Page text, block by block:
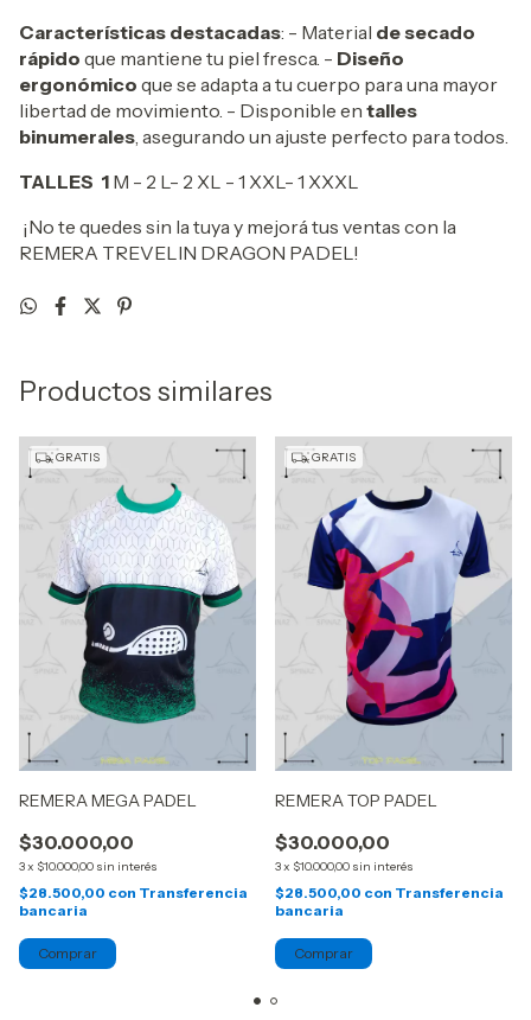
Características destacadas: - Material de secado
rápido que mantiene tu piel fresca. - Diseño
ergonómico que se adapta a tu cuerpo para una mayor
libertad de movimiento. - Disponible en talles
binumerales , asegurando un ajuste perfecto para todos.
TALLES 1 M - 2 L- 2 XL - 1 XXL- 1 XXXL
¡No te quedes sin la tuya y mejorá tus ventas con la
REMERA TREVELIN DRAGON PADEL!
Productos similares
GRATIS
REMERA MEGA PADEL
$30.000,00
3x $10.000,00 sin interés
$28.500,00 con Transferencia
bancaria
GRATIS
REMERA TOP PADEL
$30.000,00
3x $10.000,00 sin interés
$28.500,00 con Transferencia
bancaria